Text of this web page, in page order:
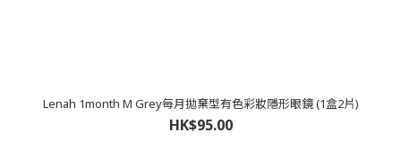
Lenah 1month M Grey每月拋棄型有色彩妝隱形眼鏡 (1盒2片)
HK$95.00